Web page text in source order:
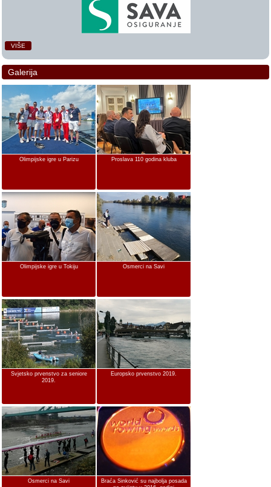
VIŠE
Galerija
Olimpijske igre u Parizu Proslava 110 godina kluba
Olimpijske igre u Tokiju Osmerci na Savi
Svjetsko prvenstvo za seniore
2019.
Europsko prvenstvo 2019.
Osmerci na Savi
Braća Sinković su najbolja posada